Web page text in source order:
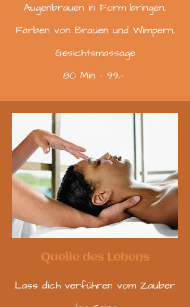
Augenbrauen in Form bringen,
Färben von Brauen und Wimpern,
Gesichtsmassage
80 Min - 99,-
Quelle des Lebens
Lass dich verführen vom Zauber